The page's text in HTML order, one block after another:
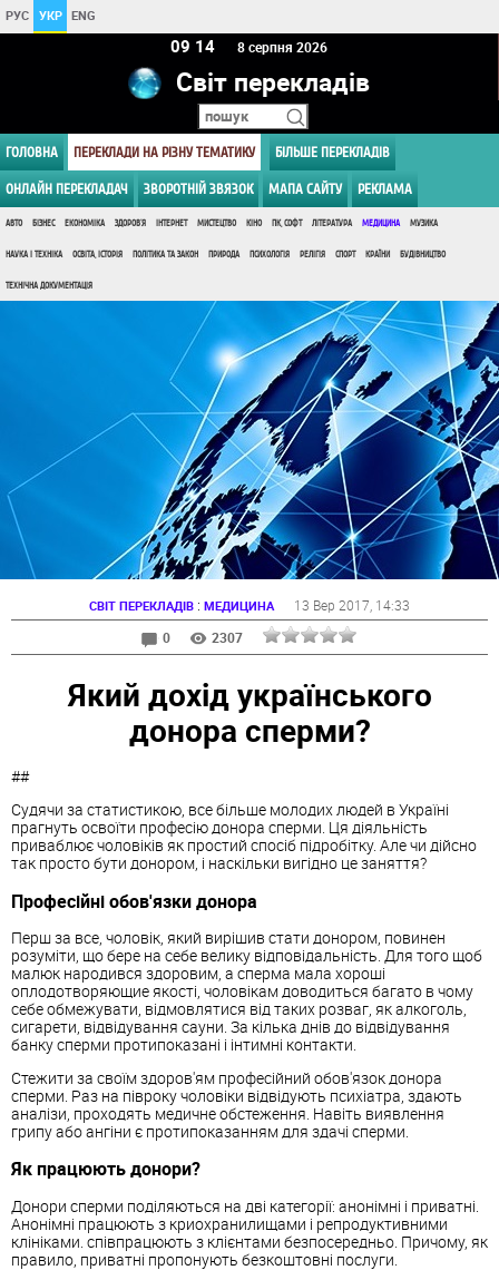
РУС УКР ENG
09:14 8 серпня 2026
Світ перекладів
ГОЛОВНА ПЕРЕКЛАДИ НА РІЗНУ ТЕМАТИКУ БІЛЬШЕ ПЕРЕКЛАДІВ
ОНЛАЙН ПЕРЕКЛАДАЧ ЗВОРОТНІЙ ЗВЯЗОК МАПА САЙТУ РЕКЛАМА
АВТО БІЗНЕС ЕКОНОМІКА ЗДОРОВ'Я ІНТЕРНЕТ МИСТЕЦТВО КІНО ПК, СОФТ ЛІТЕРАТУРА МЕДИЦИНА МУЗИКА
НАУКА І ТЕХНІКА ОСВІТА, ІСТОРІЯ ПОЛІТИКА ТА ЗАКОН ПРИРОДА ПСИХОЛОГІЯ РЕЛІГІЯ СПОРТ КРАЇНИ БУДІВНИЦТВО
ТЕХНІЧНА ДОКУМЕНТАЦІЯ
СВІТ ПЕРЕКЛАДІВ : МЕДИЦИНА 13 Вер 2017 , 14:33
0
2307
Який дохід українського
донора сперми?
##
Судячи за статистикою, все більше молодих людей в Україні
прагнуть освоїти професію донора сперми. Ця діяльність
приваблює чоловіків як простий спосіб підробітку. Але чи дійсно
так просто бути донором, і наскільки вигідно це заняття?
Професійні обов'язки донора
Перш за все, чоловік, який вирішив стати донором, повинен
розуміти, що бере на себе велику відповідальність. Для того щоб
малюк народився здоровим, а сперма мала хороші
оплодотворяющие якості, чоловікам доводиться багато в чому
себе обмежувати, відмовлятися від таких розваг, як алкоголь,
сигарети, відвідування сауни. За кілька днів до відвідування
банку сперми протипоказані і інтимні контакти.
Стежити за своїм здоров'ям професійний обов'язок донора
сперми. Раз на півроку чоловіки відвідують психіатра, здають
аналізи, проходять медичне обстеження. Навіть виявлення
грипу або ангіни є протипоказанням для здачі сперми.
Як працюють донори?
Донори сперми поділяються на дві категорії: анонімні і приватні.
Анонімні працюють з криохранилищами і репродуктивними
клініками. співпрацюють з клієнтами безпосередньо. Причому, як
правило, приватні пропонують безкоштовні послуги.